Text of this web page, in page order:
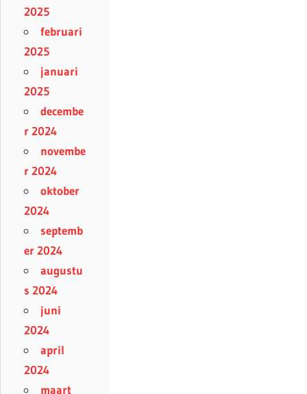
2025
februari
2025
januari
2025
decembe
r 2024
novembe
r 2024
oktober
2024
septemb
er 2024
augustu
s 2024
juni
2024
april
2024
maart